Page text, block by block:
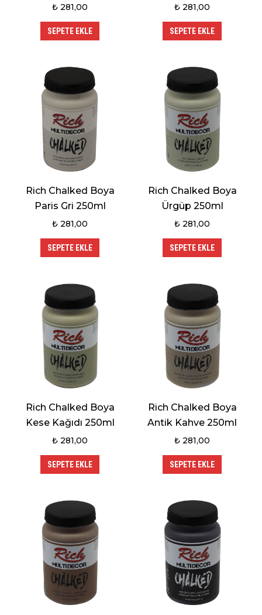
₺ 281,00
SEPETE EKLE
₺ 281,00
SEPETE EKLE
Rich Chalked Boya
Paris Gri 250ml
₺ 281,00
SEPETE EKLE
Rich Chalked Boya
Ürgüp 250ml
₺ 281,00
SEPETE EKLE
Rich Chalked Boya
Kese Kağıdı 250ml
₺ 281,00
SEPETE EKLE
Rich Chalked Boya
Antik Kahve 250ml
₺ 281,00
SEPETE EKLE